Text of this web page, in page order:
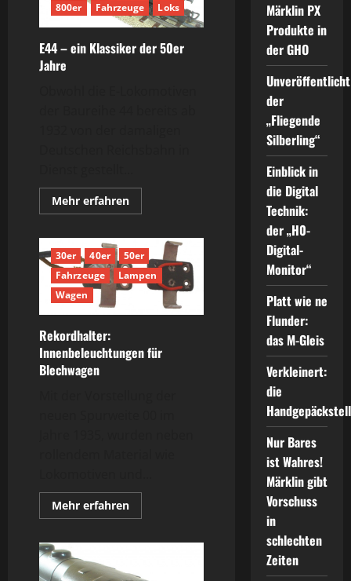
800er
Fahrzeuge Loks
E44 – ein Klassiker der 50er
Jahre
Mehr erfahrenMehr
Informationen
ein
Klassiker
der
50er
30er 40er
50er
Fahrzeuge
Lampen
Wagen
Rekordhalter:
Innenbeleuchtungen für
Blechwagen
Mehr erfahrenMehr
Informationen
Blechwagen
Märklin PX
Produkte in
der GHO
der
„Fliegende
Silberling“
Einblick in
die Digital
Technik:
der „H0-
Digital-
Monitor“
Platt wie ne
Flunder:
das M-Gleis
Verkleinert:
die
Nur Bares
ist Wahres!
Märklin gibt
Vorschuss
in
schlechten
Zeiten